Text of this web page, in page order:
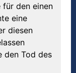
den einen
eine
diesen
den Tod des